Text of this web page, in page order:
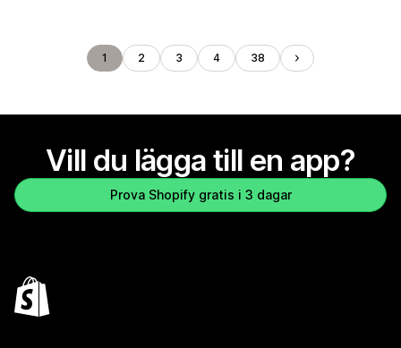
1 2 3 4 38
Vill du lägga till en app?
Prova Shopify gratis i 3 dagar